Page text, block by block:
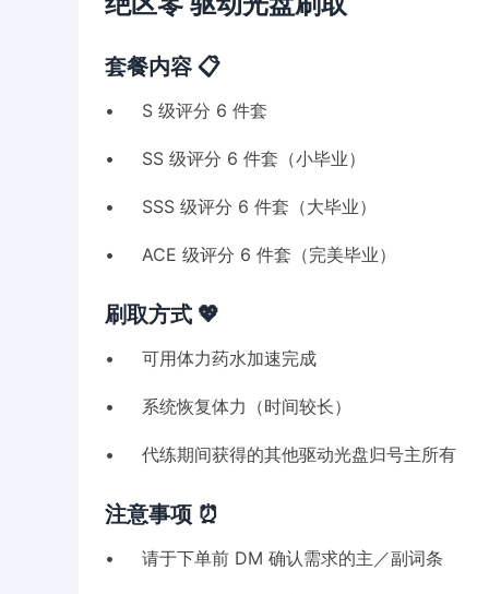
套餐内容 📋
• S 级评分 6 件套
• SS 级评分 6 件套（小毕业）
• SSS 级评分 6 件套（大毕业）
• ACE 级评分 6 件套（完美毕业）
刷取方式 💖
• 可用体力药水加速完成
• 系统恢复体力（时间较长）
• 代练期间获得的其他驱动光盘归号主所有
注意事项 ⏰
• 请于下单前 DM 确认需求的主／副词条